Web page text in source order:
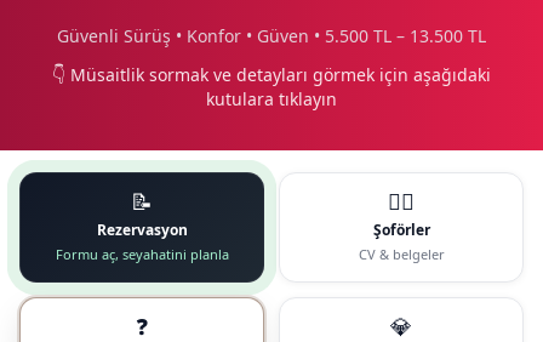
Güvenli Sürüş • Konfor • Güven • 5.500 TL – 13.500 TL
👇 Müsaitlik sormak ve detayları görmek için aşağıdaki
kutulara tıklayın
📝
Rezervasyon
Formu aç, seyahatini planla
🧑‍✈️
Şoförler
CV & belgeler
❓ 💎